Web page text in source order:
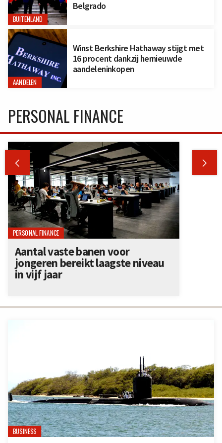
BUITENLAND
Belgrado
AANDELEN
Winst Berkshire Hathaway stijgt met
16 procent dankzij hernieuwde
aandeleninkopen
BUSINESS
PERSONAL FINANCE
 
PERSONAL FINANCE
Aantal vaste banen voor
jongeren bereikt laagste niveau
in vijf jaar